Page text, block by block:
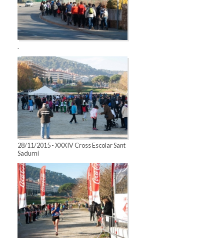
.
28/11/2015 - XXXIV Cross Escolar Sant
Sadurní